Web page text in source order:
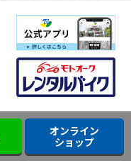
オンライン
ショップ